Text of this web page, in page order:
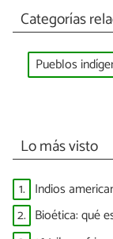
Categorías
Pueblos
Lo más visto
1. Indios
2. Bioética: qué